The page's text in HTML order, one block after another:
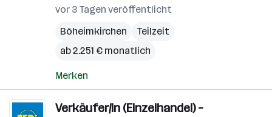
vor 3 Tagen veröffentlicht
Böheimkirchen
Teilzeit
ab 2.251 € monatlich
Merken
Verkäufer/in (Einzelhandel) –